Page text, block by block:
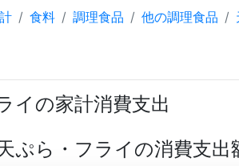
食料 調理食品 他の調理食品
イの家計消費支出
ぷら・フライの消費支出